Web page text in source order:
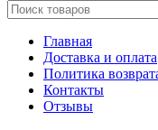
Главная
Доставка и оплата
Политика
Контакты
Отзывы